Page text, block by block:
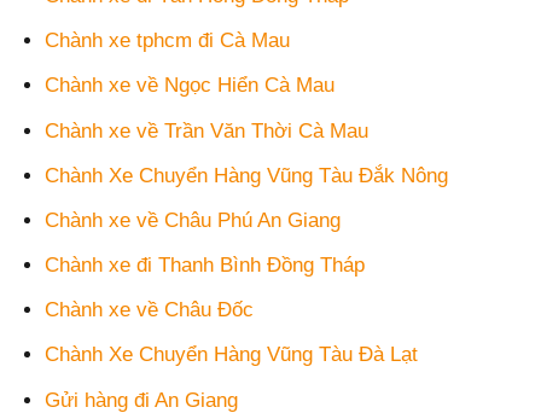
Chành xe tphcm đi Cà Mau
Chành xe về Ngọc Hiển Cà Mau
Chành xe về Trần Văn Thời Cà Mau
Chành Xe Chuyển Hàng Vũng Tàu Đắk Nông
Chành xe về Châu Phú An Giang
Chành xe đi Thanh Bình Đồng Tháp
Chành xe về Châu Đốc
Chành Xe Chuyển Hàng Vũng Tàu Đà Lạt
Gửi hàng đi An Giang